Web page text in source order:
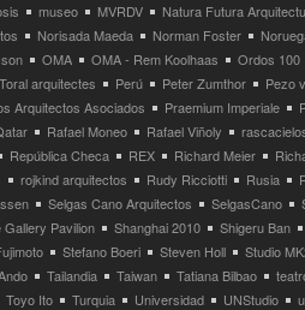
museo MVRDV
Natura Futura
Norisada Maeda Norman Foster
OMA OMA - Rem Koolhaas
Ordos 100
arquitectes Perú Peter Zumthor
Pezo
Arquitectos Asociados Praemium Imperiale
Rafael Moneo Rafael Viñoly
República Checa REX Richard Meier
rojkind arquitectos Rudy Ricciotti Rusia
Selgas Cano Arquitectos SelgasCano
Gallery Pavilion Shanghai 2010
Shigeru Ban
Stefano Boeri Steven Holl
Studio
Tailandia Taiwan Tatiana Bilbao
Toyo Ito Turquia Universidad UNStudio